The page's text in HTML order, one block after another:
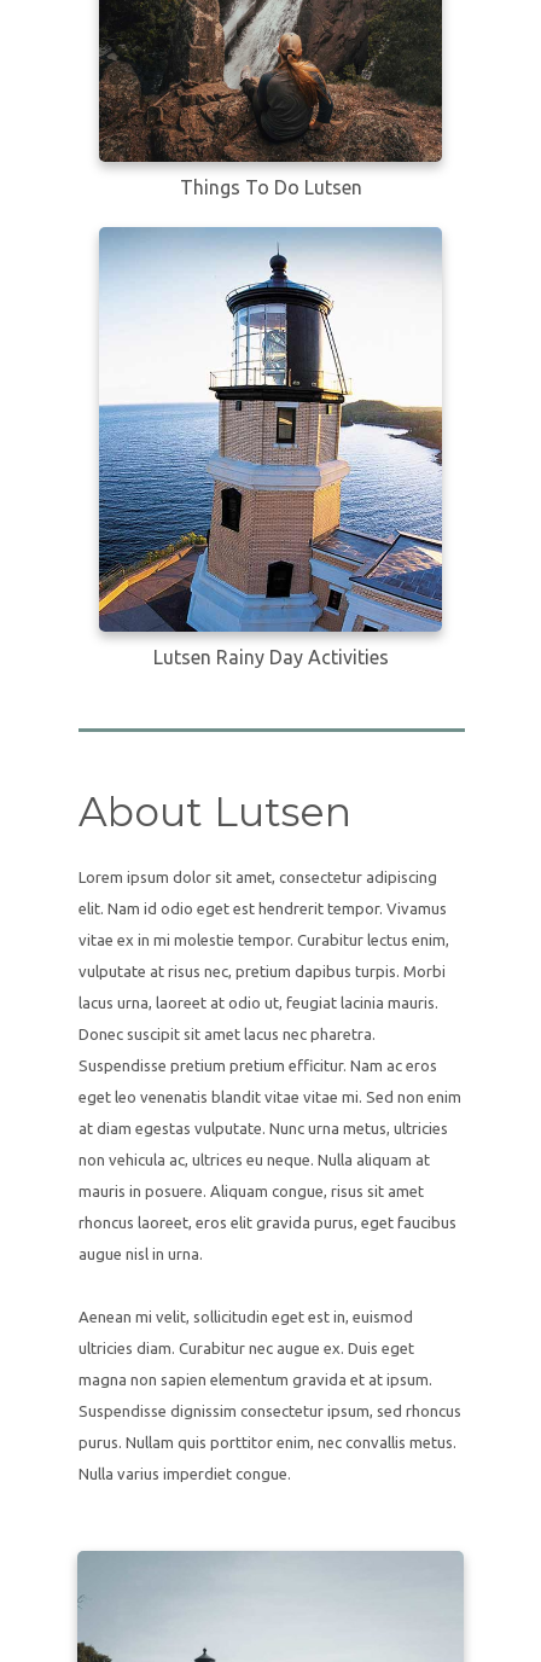
Things To Do Lutsen
Learn more
Lutsen Rainy Day Activities
About Lutsen
Lorem ipsum dolor sit amet, consectetur adipiscing
elit. Nam id odio eget est hendrerit tempor. Vivamus
vitae ex in mi molestie tempor. Curabitur lectus enim,
vulputate at risus nec, pretium dapibus turpis. Morbi
lacus urna, laoreet at odio ut, feugiat lacinia mauris.
Donec suscipit sit amet lacus nec pharetra.
Suspendisse pretium pretium efficitur. Nam ac eros
eget leo venenatis blandit vitae vitae mi. Sed non enim
at diam egestas vulputate. Nunc urna metus, ultricies
non vehicula ac, ultrices eu neque. Nulla aliquam at
mauris in posuere. Aliquam congue, risus sit amet
rhoncus laoreet, eros elit gravida purus, eget faucibus
augue nisl in urna.
Aenean mi velit, sollicitudin eget est in, euismod
ultricies diam. Curabitur nec augue ex. Duis eget
magna non sapien elementum gravida et at ipsum.
Suspendisse dignissim consectetur ipsum, sed rhoncus
purus. Nullam quis porttitor enim, nec convallis metus.
Nulla varius imperdiet congue.